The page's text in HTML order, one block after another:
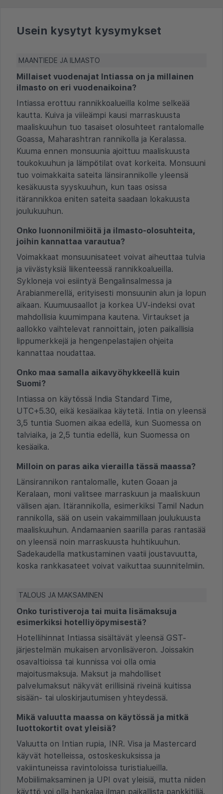
Usein kysytyt kysymykset
MAANTIEDE JA ILMASTO
Millaiset vuodenajat Intiassa on ja millainen
ilmasto on eri vuodenaikoina?
Intiassa erottuu rannikkoalueilla kolme selkeää
kautta. Kuiva ja viileämpi kausi marraskuusta
maaliskuuhun tuo tasaiset olosuhteet rantalomalle
Goassa, Maharashtran rannikolla ja Keralassa.
Kuuma ennen monsuunia ajoittuu maaliskuusta
toukokuuhun ja lämpötilat ovat korkeita. Monsuuni
tuo voimakkaita sateita länsirannikolle yleensä
kesäkuusta syyskuuhun, kun taas osissa
itärannikkoa eniten sateita saadaan lokakuusta
joulukuuhun.
Onko luonnonilmiöitä ja ilmasto-olosuhteita,
joihin kannattaa varautua?
Voimakkaat monsuunisateet voivat aiheuttaa tulvia
ja viivästyksiä liikenteessä rannikkoalueilla.
Sykloneja voi esiintyä Bengalinsalmessa ja
Arabianmerellä, erityisesti monsuunin alun ja lopun
aikaan. Kuumuusaallot ja korkea UV-indeksi ovat
mahdollisia kuumimpana kautena. Virtaukset ja
aallokko vaihtelevat rannoittain, joten paikallisia
lippumerkkejä ja hengenpelastajien ohjeita
kannattaa noudattaa.
Onko maa samalla aikavyöhykkeellä kuin
Suomi?
Intiassa on käytössä India Standard Time,
UTC+5.30, eikä kesäaikaa käytetä. Intia on yleensä
3,5 tuntia Suomen aikaa edellä, kun Suomessa on
talviaika, ja 2,5 tuntia edellä, kun Suomessa on
kesäaika.
Milloin on paras aika vierailla tässä maassa?
Länsirannikon rantalomalle, kuten Goaan ja
Keralaan, moni valitsee marraskuun ja maaliskuun
välisen ajan. Itärannikolla, esimerkiksi Tamil Nadun
rannikolla, sää on usein vakaimmillaan joulukuusta
maaliskuuhun. Andamaanien saarilla paras rantasää
on yleensä noin marraskuusta huhtikuuhun.
Sadekaudella matkustaminen vaatii joustavuutta,
koska rankkasateet voivat vaikuttaa suunnitelmiin.
TALOUS JA MAKSAMINEN
Onko turistiveroja tai muita lisämaksuja
esimerkiksi hotelliyöpymisestä?
Hotellihinnat Intiassa sisältävät yleensä GST-
järjestelmän mukaisen arvonlisäveron. Joissakin
osavaltioissa tai kunnissa voi olla omia
majoitusmaksuja. Maksut ja mahdolliset
palvelumaksut näkyvät erillisinä riveinä kuitissa
sisään- tai uloskirjautumisen yhteydessä.
Mikä valuutta maassa on käytössä ja mitkä
luottokortit ovat yleisiä?
Valuutta on Intian rupia, INR. Visa ja Mastercard
käyvät hotelleissa, ostoskeskuksissa ja
vakiintuneissa ravintoloissa turistialueilla.
Mobiilimaksaminen ja UPI ovat yleisiä, mutta niiden
käyttö voi olla hankalaa ilman paikallista pankkitiliä.